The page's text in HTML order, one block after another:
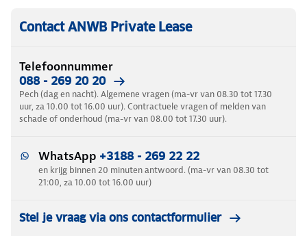
Contact ANWB Private Lease
Telefoonnummer
088 - 269 20 20
Pech (dag en nacht). Algemene vragen (ma-vr van 08.30 tot 17.30
uur, za 10.00 tot 16.00 uur). Contractuele vragen of melden van
schade of onderhoud (ma-vr van 08.00 tot 17.30 uur).
WhatsApp +3188 - 269 22 22
en krijg binnen 20 minuten antwoord. (ma-vr van 08.30 tot
21:00, za 10.00 tot 16.00 uur)
Stel je vraag via ons contactformulier